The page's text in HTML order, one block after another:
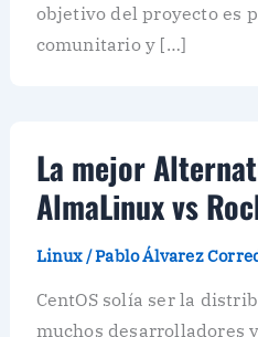
objetivo del proyecto es
comunitario y […]
La mejor
AlmaLinux vs
Linux/Pablo Álvarez
CentOS solía ser la
muchos desarrolladores